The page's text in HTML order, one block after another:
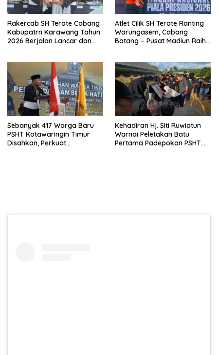
Rakercab SH Terate Cabang
Kabupatrn Karawang Tahun
2026 Berjalan Lancar dan
Atlet Cilik SH Terate Ranting
Warungasem, Cabang
Batang – Pusat Madiun Raih
Sebanyak 417 Warga Baru
PSHT Kotawaringin Timur
Disahkan, Perkuat
Kehadiran Hj. Siti Ruwiatun
Warnai Peletakan Batu
Pertama Padepokan PSHT